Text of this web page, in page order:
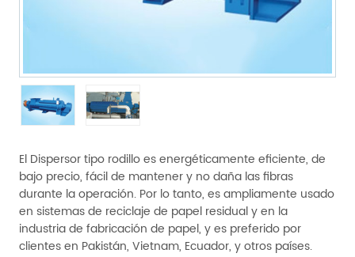
El Dispersor tipo rodillo es energéticamente eficiente, de
bajo precio, fácil de mantener y no daña las fibras
durante la operación. Por lo tanto, es ampliamente usado
en sistemas de reciclaje de papel residual y en la
industria de fabricación de papel, y es preferido por
clientes en Pakistán, Vietnam, Ecuador, y otros países.